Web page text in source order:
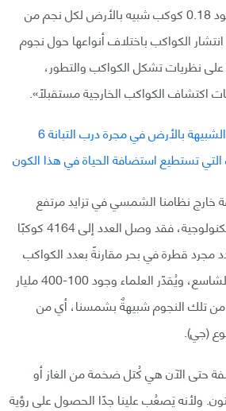
الحسابات حدًا أقصى بوجود 0.18 كوكب شبيه بالأرض لكل نجم من
الكواكب باختلاف أنواعها حول نجوم
نظريات تشكل الكواكب والتطور،
اكتشاف الكواكب الخارجية مستقبلًا».
خارج نظامنا الشمسي في تزايد مرتفع
تزامنًا مع تطور وسائلنا التكنولوجية، فقد وصل العدد إلى 4164 كوكبًا
مجرد قطرة في بحر مقارنةً بعدد الكواكب
المحتملة في هذا الكون الشاسع، ويُقدّر العلماء وجود 100-400 مليار
مجرتنا، نحو 7% من تلك النجوم شبيهةٌ بشمسنا، أي من
(جي).
حتى الآن هي كُتل ضخمة من الغاز أو
ولأنه يَصعُب علينا جدًا الحصول على رؤية